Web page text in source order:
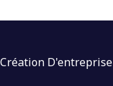
Création D'entreprise